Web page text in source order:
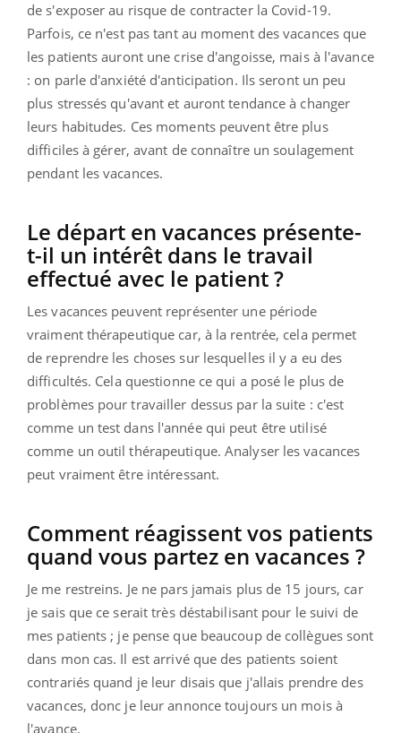
de s'exposer au risque de contracter la Covid-19.
Parfois, ce n'est pas tant au moment des vacances que
les patients auront une crise d'angoisse, mais à l'avance
: on parle d'anxiété d'anticipation. Ils seront un peu
plus stressés qu'avant et auront tendance à changer
leurs habitudes. Ces moments peuvent être plus
difficiles à gérer, avant de connaître un soulagement
pendant les vacances.
Le départ en vacances présente-
t-il un intérêt dans le travail
effectué avec le patient ?
Les vacances peuvent représenter une période
vraiment thérapeutique car, à la rentrée, cela permet
de reprendre les choses sur lesquelles il y a eu des
difficultés. Cela questionne ce qui a posé le plus de
problèmes pour travailler dessus par la suite : c'est
comme un test dans l'année qui peut être utilisé
comme un outil thérapeutique. Analyser les vacances
peut vraiment être intéressant.
Comment réagissent vos patients
quand vous partez en vacances ?
Je me restreins. Je ne pars jamais plus de 15 jours, car
je sais que ce serait très déstabilisant pour le suivi de
mes patients ; je pense que beaucoup de collègues sont
dans mon cas. Il est arrivé que des patients soient
contrariés quand je leur disais que j'allais prendre des
vacances, donc je leur annonce toujours un mois à
l'avance.